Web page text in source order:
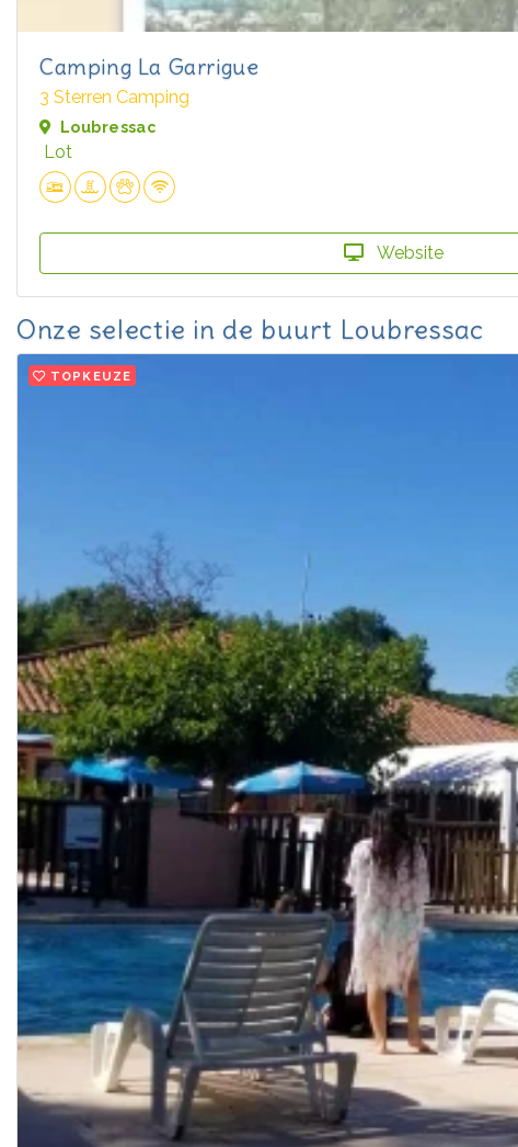
Camping La Garrigue
3 Sterren Camping
Loubressac
Lot
Website
Onze selectie in de buurt Loubressac
TOPKEUZE